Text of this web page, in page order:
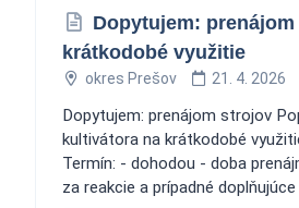
Dopytujem:
krátkodobé využitie
okres Prešov 21. 4. 2026
Dopytujem: prenájom strojov
kultivátora na krátkodobé
Termín: - dohodou - doba
za reakcie a prípadné